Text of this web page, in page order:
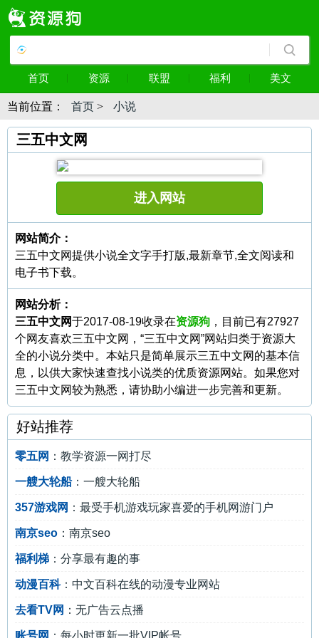
首页 资源 联盟 福利 美文
当前位置： 首页 > 小说
三五中文网
进入网站
网站简介：
三五中文网提供小说全文字手打版,最新章节,全文阅读和
电子书下载。
网站分析：
三五中文网于2017-08-19收录在资源狗 ，目前已有27927
个网友喜欢三五中文网，“三五中文网”网站归类于资源大
全的小说分类中。本站只是简单展示三五中文网的基本信
息，以供大家快速查找小说类的优质资源网站。如果您对
三五中文网较为熟悉，请协助小编进一步完善和更新。
好站推荐
零五网 ：教学资源一网打尽
一艘大轮船：一艘大轮船
357游戏网 ：最受手机游戏玩家喜爱的手机网游门户
南京seo ：南京seo
福利梯 ：分享最有趣的事
动漫百科：中文百科在线的动漫专业网站
去看TV网 ：无广告云点播
账号网 ：每小时更新一批VIP帐号